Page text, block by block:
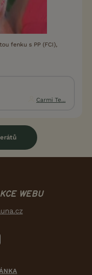
fenku s PP (FCI),
Carmi Te...
WEBU